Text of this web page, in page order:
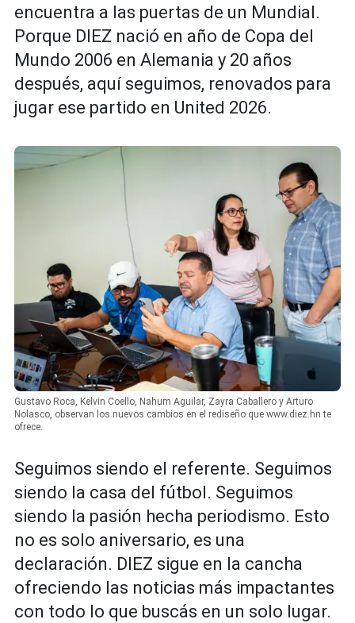
encuentra a las puertas de un Mundial.
Porque DIEZ nació en año de Copa del
Mundo 2006 en Alemania y 20 años
después, aquí seguimos, renovados para
jugar ese partido en United 2026.
Gustavo Roca, Kelvin Coello, Nahum Aguilar, Zayra Caballero y Arturo
Nolasco, observan los nuevos cambios en el rediseño que www.diez.hn te
ofrece.
Seguimos siendo el referente. Seguimos
siendo la casa del fútbol. Seguimos
siendo la pasión hecha periodismo. Esto
no es solo aniversario, es una
declaración. DIEZ sigue en la cancha
ofreciendo las noticias más impactantes
con todo lo que buscás en un solo lugar.